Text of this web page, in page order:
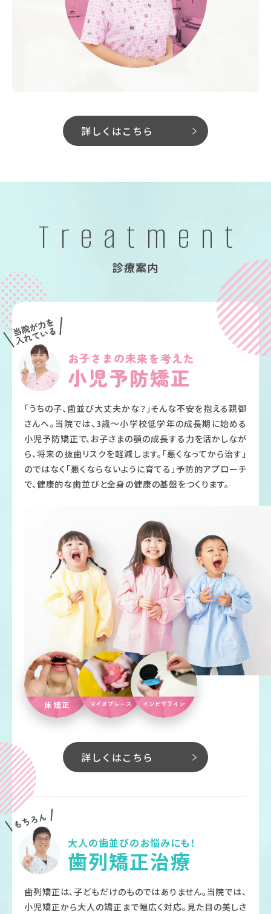
詳しくはこちら
Treatment
診療案内
お子さまの未来を考えた
小児予防矯正
「うちの子、歯並び大丈夫かな？」そんな不安を抱える親御
さんへ。当院では、3歳〜小学校低学年の成長期に始める
小児予防矯正で、お子さまの顎の成長する力を活かしなが
ら、将来の抜歯リスクを軽減します。「悪くなってから治す」
のではなく「悪くならないように育てる」予防的アプローチ
で、健康的な歯並びと全身の健康の基盤をつくります。
詳しくはこちら
床矯正 マイオブレース インビザライン
大人の歯並びのお悩みにも！
歯列矯正治療
歯列矯正は、子どもだけのものではありません。当院では、
小児矯正から大人の矯正まで幅広く対応。見た目の美しさ